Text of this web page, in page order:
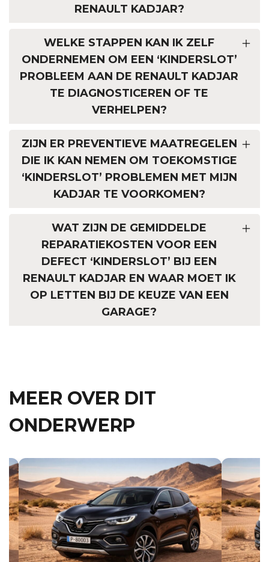
RENAULT KADJAR?
WELKE STAPPEN KAN IK ZELF
ONDERNEMEN OM EEN ‘KINDERSLOT’
PROBLEEM AAN DE RENAULT KADJAR
TE DIAGNOSTICEREN OF TE
VERHELPEN?
ZIJN ER PREVENTIEVE MAATREGELEN
DIE IK KAN NEMEN OM TOEKOMSTIGE
‘KINDERSLOT’ PROBLEMEN MET MIJN
KADJAR TE VOORKOMEN?
WAT ZIJN DE GEMIDDELDE
REPARATIEKOSTEN VOOR EEN
DEFECT ‘KINDERSLOT’ BIJ EEN
RENAULT KADJAR EN WAAR MOET IK
OP LETTEN BIJ DE KEUZE VAN EEN
GARAGE?
MEER OVER DIT
ONDERWERP